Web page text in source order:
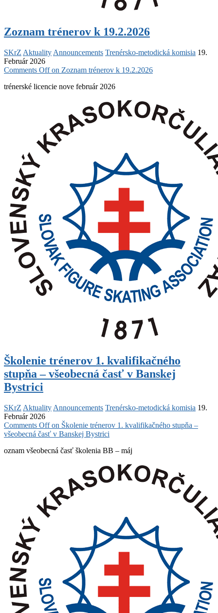
Zoznam trénerov k 19.2.2026
SKrZ Aktuality Announcements Trenérsko-metodická komisia 19.
Február 2026
Comments Offon Zoznam trénerov k 19.2.2026
trénerské licencie nove február 2026
Školenie trénerov 1. kvalifikačného
stupňa – všeobecná časť v Banskej
Bystrici
SKrZ Aktuality Announcements Trenérsko-metodická komisia 19.
Február 2026
Comments Offon Školenie trénerov 1. kvalifikačného stupňa –
všeobecná časť v Banskej Bystrici
oznam všeobecná časť školenia BB – máj